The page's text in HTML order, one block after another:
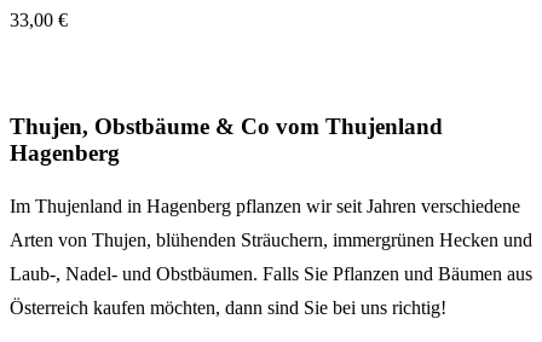
33,00 €
Thujen, Obstbäume & Co vom Thujenland
Hagenberg
Im Thujenland in Hagenberg pflanzen wir seit Jahren verschiedene
Arten von Thujen, blühenden Sträuchern, immergrünen Hecken und
Laub-, Nadel- und Obstbäumen. Falls Sie Pflanzen und Bäumen aus
Österreich kaufen möchten, dann sind Sie bei uns richtig!